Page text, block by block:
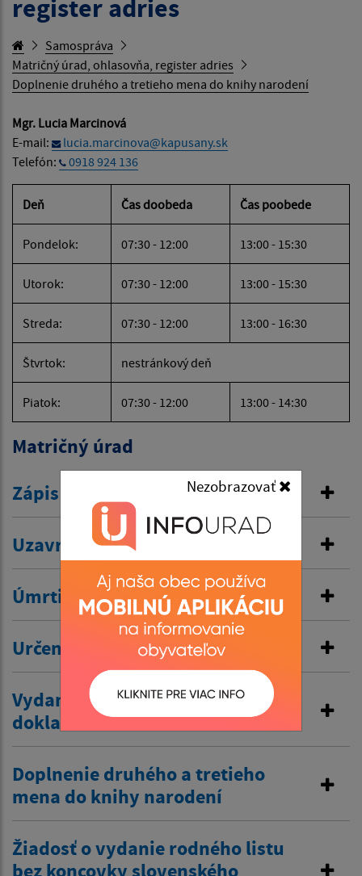
Nezobrazovať
register adries
Samospráva
Matričný úrad, ohlasovňa, register adries
Doplnenie druhého a tretieho mena do knihy narodení
Mgr. Lucia Marcinová
E-mail:
lucia.marcinova@kapusany.sk
Telefón:
0918 924 136
Deň Čas doobeda Čas poobede
Pondelok: 07:30 - 12:00 13:00 - 15:30
Utorok: 07:30 - 12:00 13:00 - 15:30
Streda: 07:30 - 12:00 13:00 - 16:30
Štvrtok: nestránkový deň
Piatok: 07:30 - 12:00 13:00 - 14:30
Matričný úrad
Zápis do osobitnej matriky
Uzavretie manželstva
Úmrtie
Určenie otcovstva
Vydanie duplikátu matričného
dokladu
Doplnenie druhého a tretieho
mena do knihy narodení
Žiadosť o vydanie rodného listu
bez koncovky slovenského